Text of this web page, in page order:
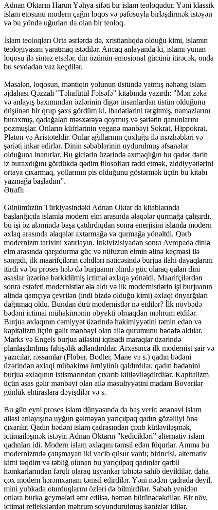
Adnan Oktarın Harun Yəhya sifəti bir islam teoloqudur. Yəni klassik
islam etosunu modern çağın loqos və pafosuyla birləşdirmək istəyən
və bu yöndə uğurları da olan bir teoloq.
İslam teoloqları Orta əsrlərdə də, xristianlıqda olduğu kimi, islamın
teologiyasını yaratmaq istədilər. Ancaq anlayanda ki, islamı yunan
loqosu ilə sintez etsələr, din özünün emosional gücünü itirəcək, onda
bu sevdadan vaz keçdilər.
Məsələn, loqosun, məntiqin yolunun üstündə yatmış nəhəng islam
əjdahası Qəzzali "Təhafütül Fəlsəfə” kitabında yazırdı: "Mən zəka
və anlayış baxımından özlərinin digər insanlardan üstün olduğunu
düşünən bir qrup şəxs gördüm ki, ibadətlərini tərgitmiş, namazlarını
buraxmış, qadağaları məsxərəyə qoymuş və şəriətin qanunlarını
pozmuşlar. Onların küfrlərinin yeganə mənbəyi Sokrat, Hippokrat,
Platon və Aristoteldir. Onlar ağıllarının çoxluğu ilə məzhəbləri və
şəriəti inkar edirlər. Dinin səbəblərinin uydurulmuş əfsanələr
olduğuna inanırlar. Bu giclərin üzərində axmaqlığın bu qədər dərin
iz buraxdığını gördükdə qədim filosofları rədd etmək, ziddiyyətlərini
ortaya çıxarmaq, yollarının pis olduğunu göstərmək üçün bu kitabı
yazmağa başladım”.
Ətraflı
Günümüzün Türkiyəsindəki Adnan Oktar da kitablarında
başlanğıcda islamla modern elm arasında əlaqələr qurmağa çalışırdı,
bu işi öz aləmində başa çatdırdıqdan sonra enerjisini islamla modern
əxlaq arasında əlaqələr axtarmağa və qurmağa yönəltdi. Qərb
modernizm tarixini xatırlayın. İnkivizisiyadan sonra Avropada dinlə
elm arasında qarşıdurma güc və nüfuzun elmin əlinə keçməsi ilə
səngidi, ilk maarifçilərin cəhdləri nəticəsində burjua ilahi dayaqlarını
itirdi və bu proses hələ də burjuanın əlində güc olaraq qalan dini
əsaslar üzərinə bərkidilmiş ictimai əxlaqa yönəldi. Maarifçilərdən
sonra estafeti modernistlər ələ aldı və ilk modernistlərin işi burjuanın
əlində qamçıya çevrilən (indi bizdə olduğu kimi) əxlaqi önyarğıları
dağıtmaq oldu. Bundan ötrü modernistlər nə etdilər? İlk növbədə
bədəni ictimai mühakimənin obyekti olmaqdan məhrum etdilər.
Burjua əxlaqının cəmiyyət üzərində hakimiyyətini təmin edən və
kapitalizm üçün gəlir mənbəyi olan ailə qurumunu hədəfə aldılar.
Marks və Engels burjua ailəsini iqtisadi maraqlar üzərində
planlaşdırılmış fahişəlik adlandırdılar. Arxasınca ilk modernist şair və
yazıcılar, rəssamlar (Flober, Bodler, Mane və s.) qadın bədəni
üzərindən əxlaqi mühakimə örtüyünü qaldırdılar, qadın bədənini
burjua əxlaqının istismarından çıxarıb kütləviləşdirdilər. Kapitalizm
üçün əsas gəlir mənbəyi olan ailə məsuliyyətini madam Bovarilər
günlük ehtiraslara dəyişdilər və s.
Bu gün eyni proses islam dünyasında da baş verir; ənənəvi islam
ailəsi anlayışına uyğun gəlməyən yarıçılpaq qadın gözəlliyi önə
çıxarılır. Qadın bədəni islam çadrasından çıxıb kütləviləşmək,
ictimailəşmək istəyir. Adnan Oktarın "kedicikləri” alternativ islam
qadınları idi. Modern islam əxlaqını təmsil edən füqurlar. Amma bu
modernizmdə çatışmayan iki vacib qüsur vardı; birincisi, alternativ
kimi təqdim və təbliğ olunan bu yarıçılpaq qadınlar qərbli
həmkarlarından fərqli olaraq üsyankar təbiətə sahib deyildilər, daha
çox modern hərəmxananı təmsil edirdilər. Yəni nədən çadrada deyil,
mini yubkada oturduqlarını özləri də bilmirdilər. Sabah yenidən
onlara burka geymələri əmr edilsə, həmən bürünəcəkdilər. Bir növ,
ictimai reflekslərdən məhrum soyundurulmuş kənizlər idilər.